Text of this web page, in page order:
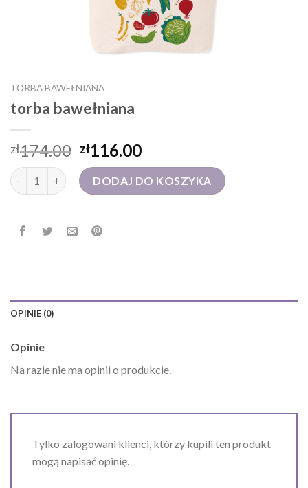
TORBA BAWEŁNIANA
torba bawełniana
zł174.00 zł116.00
ilość torba bawełnianaDODAJ DO KOSZYKA
OPINIE (0)
Opinie
Na razie nie ma opinii o produkcie.
Tylko zalogowani klienci, którzy kupili ten produkt
mogą napisać opinię.